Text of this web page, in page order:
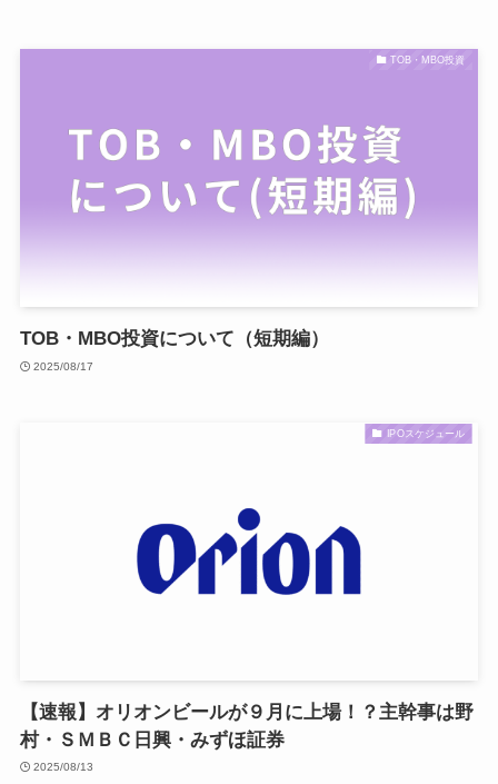
TOB・MBO投資
TOB・MBO投資について（短期編）
2025/08/17
IPOスケジュール
【速報】オリオンビールが９月に上場！？主幹事は野
村・ＳＭＢＣ日興・みずほ証券
2025/08/13